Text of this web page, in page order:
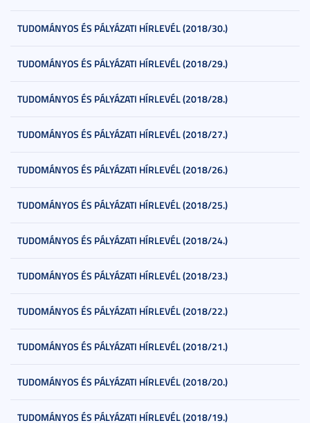
TUDOMÁNYOS ÉS PÁLYÁZATI HÍRLEVÉL (2018/30.)
TUDOMÁNYOS ÉS PÁLYÁZATI HÍRLEVÉL (2018/29.)
TUDOMÁNYOS ÉS PÁLYÁZATI HÍRLEVÉL (2018/28.)
TUDOMÁNYOS ÉS PÁLYÁZATI HÍRLEVÉL (2018/27.)
TUDOMÁNYOS ÉS PÁLYÁZATI HÍRLEVÉL (2018/26.)
TUDOMÁNYOS ÉS PÁLYÁZATI HÍRLEVÉL (2018/25.)
TUDOMÁNYOS ÉS PÁLYÁZATI HÍRLEVÉL (2018/24.)
TUDOMÁNYOS ÉS PÁLYÁZATI HÍRLEVÉL (2018/23.)
TUDOMÁNYOS ÉS PÁLYÁZATI HÍRLEVÉL (2018/22.)
TUDOMÁNYOS ÉS PÁLYÁZATI HÍRLEVÉL (2018/21.)
TUDOMÁNYOS ÉS PÁLYÁZATI HÍRLEVÉL (2018/20.)
TUDOMÁNYOS ÉS PÁLYÁZATI HÍRLEVÉL (2018/19.)